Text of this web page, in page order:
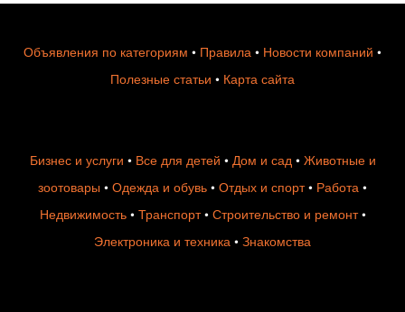
Объявления по категориям • Правила • Новости компаний •
Полезные статьи • Карта сайта
Бизнес и услуги • Все для детей • Дом и сад• Животные и
зоотовары • Одежда и обувь • Отдых и спорт• Работа •
Недвижимость• Транспорт• Строительство и ремонт•
Электроника и техника • Знакомства